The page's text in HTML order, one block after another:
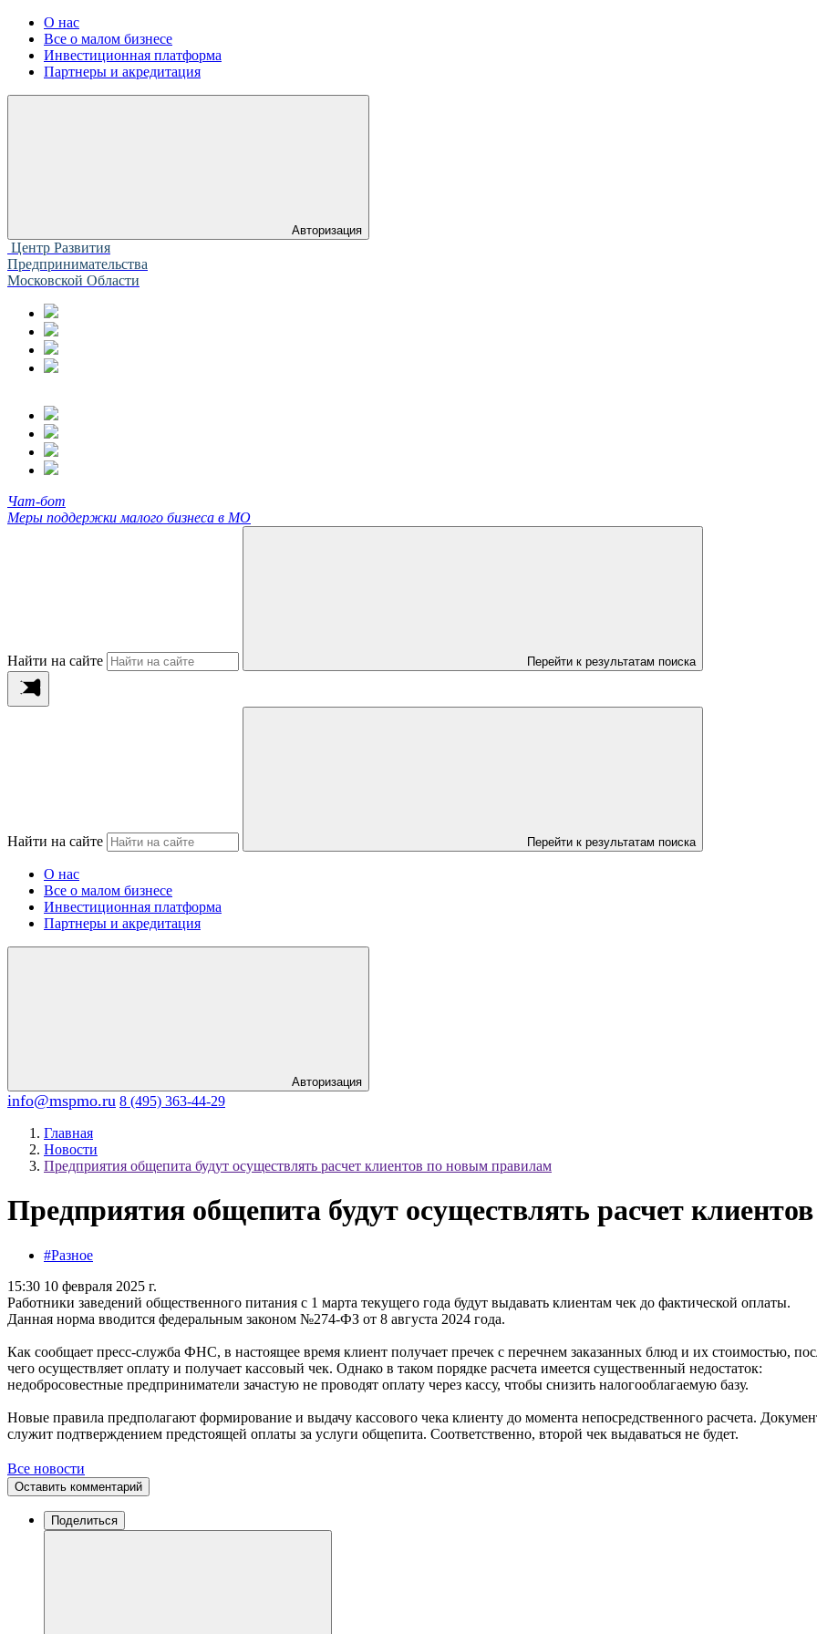
О нас
Все о малом бизнесе
Инвестиционная платформа
Партнеры и акредитация
Авторизация
Центр Развития
Предпринимательства
Московской Области
Чат-бот
Меры поддержки малого бизнеса в МО
Найти на сайте Перейти к результатам поиска
Найти на сайте Перейти к результатам поиска
О нас
Все о малом бизнесе
Инвестиционная платформа
Партнеры и акредитация
Авторизация
info@mspmo.ru 8 (495) 363-44-29
Главная
Новости
Предприятия общепита будут осуществлять расчет клиентов по новым правилам
Предприятия общепита будут осуществлять расчет
#Разное
15:30 10 февраля 2025 г.
Работники заведений общественного питания с 1 марта текущего года будут выдавать клиентам чек до фактической оплаты.
Данная норма вводится федеральным законом №274-ФЗ от 8 августа 2024 года.
Как сообщает пресс-служба ФНС, в настоящее время клиент получает пречек с перечнем заказанных блюд и их стоимостью,
чего осуществляет оплату и получает кассовый чек. Однако в таком порядке расчета имеется существенный недостаток:
недобросовестные предприниматели зачастую не проводят оплату через кассу, чтобы снизить налогооблагаемую базу.
Новые правила предполагают формирование и выдачу кассового чека клиенту до момента непосредственного расчета.
служит подтверждением предстоящей оплаты за услуги общепита. Соответственно, второй чек выдаваться не будет.
Все новости
Оставить комментарий
Поделиться